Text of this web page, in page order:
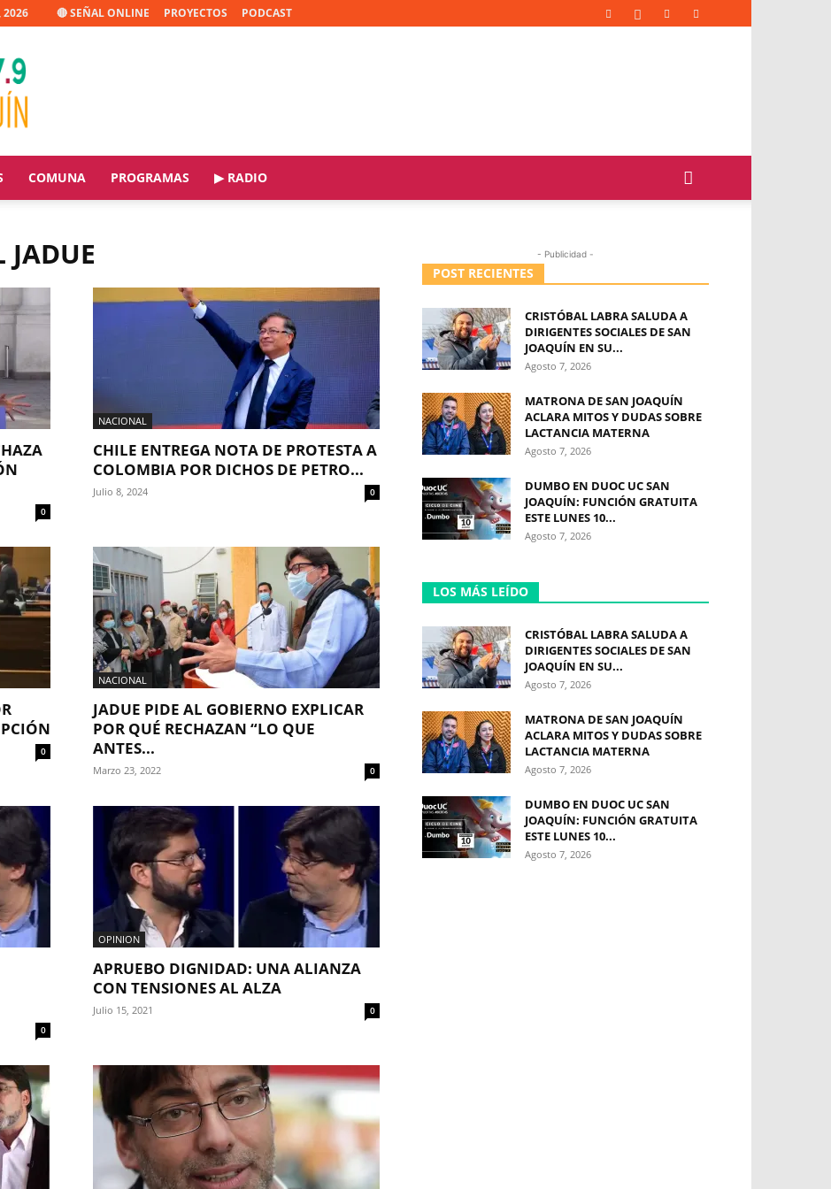
2026 🔴 SEÑAL ONLINE PROYECTOS PODCAST
COMUNA PROGRAMAS ▶ RADIO
JADUE
0
NACIONAL
CHILE ENTREGA NOTA DE PROTESTA A
COLOMBIA POR DICHOS DE PETRO...
Julio 8, 2024 0
0
NACIONAL
JADUE PIDE AL GOBIERNO EXPLICAR
POR QUÉ RECHAZAN “LO QUE
ANTES...
Marzo 23, 2022 0
0
OPINION
APRUEBO DIGNIDAD: UNA ALIANZA
CON TENSIONES AL ALZA
Julio 15, 2021 0
- Publicidad -
POST RECIENTES
CRISTÓBAL LABRA SALUDA A
DIRIGENTES SOCIALES DE SAN
JOAQUÍN EN SU...
Agosto 7, 2026
MATRONA DE SAN JOAQUÍN
ACLARA MITOS Y DUDAS SOBRE
LACTANCIA MATERNA
Agosto 7, 2026
DUMBO EN DUOC UC SAN
JOAQUÍN: FUNCIÓN GRATUITA
ESTE LUNES 10...
Agosto 7, 2026
LOS MÁS LEÍDO
CRISTÓBAL LABRA SALUDA A
DIRIGENTES SOCIALES DE SAN
JOAQUÍN EN SU...
Agosto 7, 2026
MATRONA DE SAN JOAQUÍN
ACLARA MITOS Y DUDAS SOBRE
LACTANCIA MATERNA
Agosto 7, 2026
DUMBO EN DUOC UC SAN
JOAQUÍN: FUNCIÓN GRATUITA
ESTE LUNES 10...
Agosto 7, 2026